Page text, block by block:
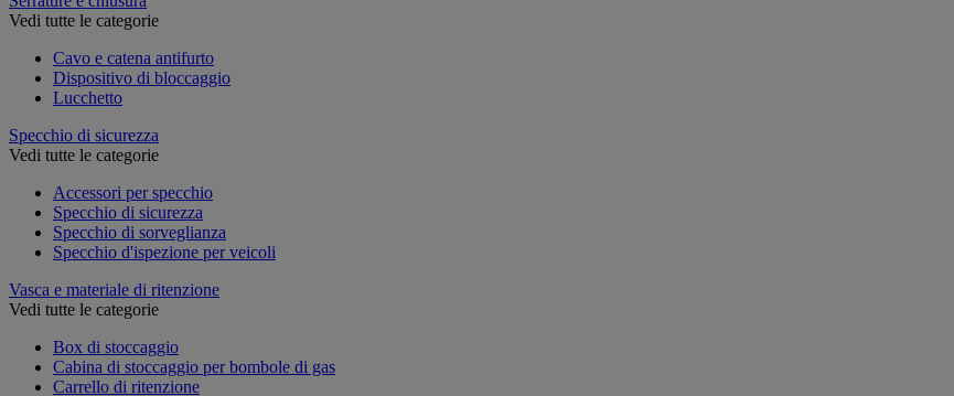
Vedi tutte le categorie
Cavo e catena antifurto
Dispositivo di bloccaggio
Lucchetto
Specchio di sicurezza
Vedi tutte le categorie
Accessori per specchio
Specchio di sicurezza
Specchio di sorveglianza
Specchio d'ispezione per veicoli
Vasca e materiale di ritenzione
Vedi tutte le categorie
Box di stoccaggio
Cabina di stoccaggio per bombole di gas
Carrello di ritenzione